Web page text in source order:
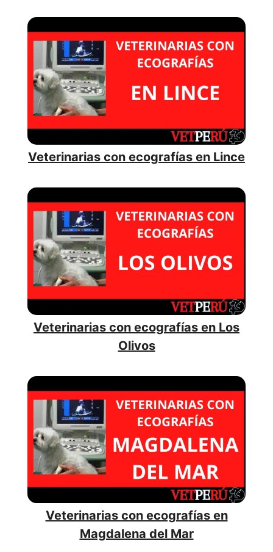
Veterinarias con ecografías en Lince
Veterinarias con ecografías en Los
Olivos
Veterinarias con ecografías en
Magdalena del Mar